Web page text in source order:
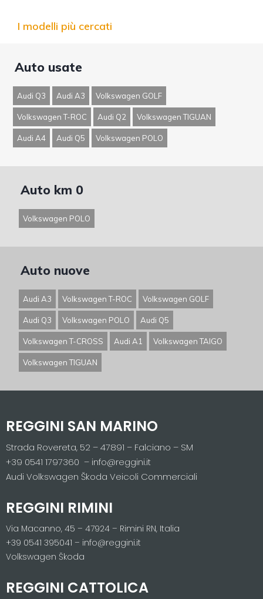
I modelli più cercati
Auto usate
Audi Q3 Audi A3 Volkswagen GOLF
Volkswagen T-ROC Audi Q2 Volkswagen TIGUAN
Audi A4 Audi Q5 Volkswagen POLO
Auto km 0
Volkswagen POLO
Auto nuove
Audi A3 Volkswagen T-ROC Volkswagen GOLF
Audi Q3 Volkswagen POLO Audi Q5
Volkswagen T-CROSS Audi A1 Volkswagen TAIGO
Volkswagen TIGUAN
REGGINI SAN MARINO
Strada Rovereta, 52 – 47891 – Falciano – SM
+39 0541 1797360 – info@reggini.it
Audi Volkswagen Škoda Veicoli Commerciali
REGGINI RIMINI
Via Macanno, 45 – 47924 – Rimini RN, Italia
+39 0541 395041 – info@reggini.it
Volkswagen Škoda
REGGINI CATTOLICA